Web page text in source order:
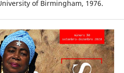
of Birmingham, 1976.